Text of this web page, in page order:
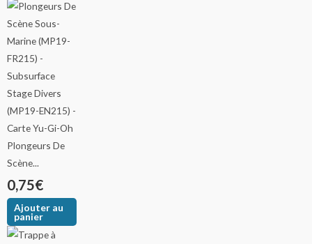
Plongeurs De
Scène...
0,75€
Ajouter au
panier